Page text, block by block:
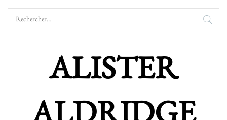
Skip
Rechercher :
ALISTER